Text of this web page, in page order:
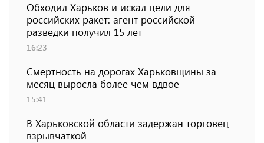
Обходил Харьков и искал цели для
российских ракет: агент российской
разведки получил 15 лет
16:23
Смертность на дорогах Харьковщины за
месяц выросла более чем вдвое
15:41
В Харьковской области задержан торговец
взрывчаткой